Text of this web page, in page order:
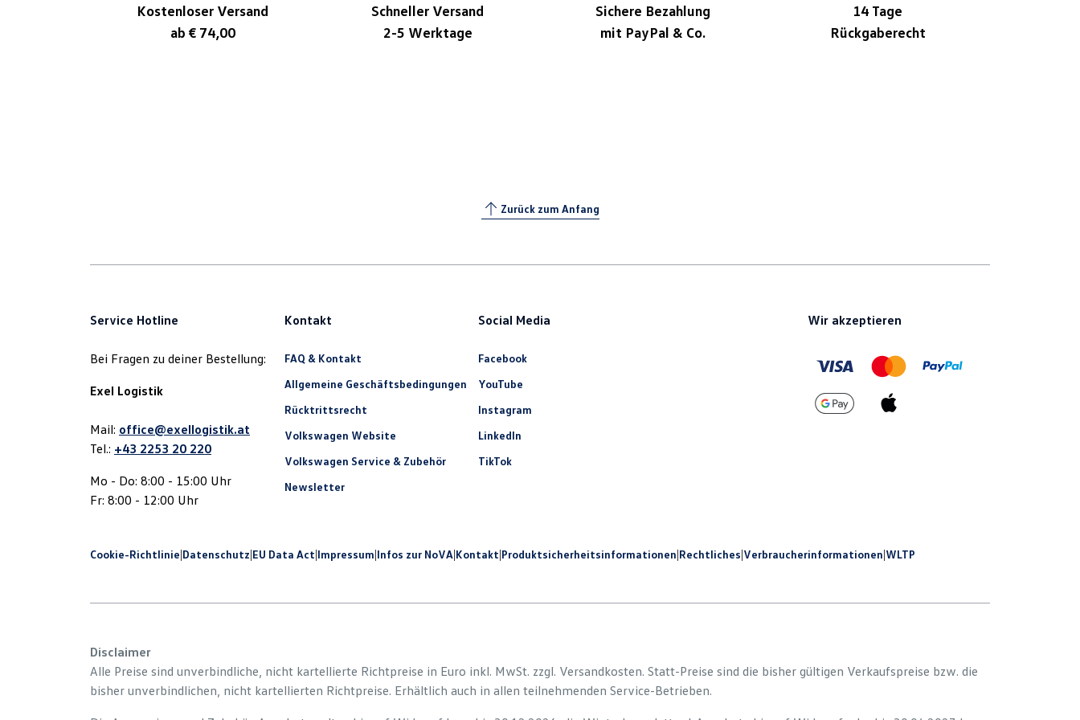
Kostenloser Versand
ab € 74,00
Schneller Versand
2-5 Werktage
Sichere Bezahlung
mit PayPal & Co.
14 Tage
Rückgaberecht
Zurück zum Anfang
Service Hotline
Bei Fragen zu deiner Bestellung:
Exel Logistik
Mail: office@exellogistik.at
Tel.: +43 2253 20 220
Mo - Do: 8:00 - 15:00 Uhr
Fr: 8:00 - 12:00 Uhr
Kontakt
FAQ & Kontakt
Allgemeine Geschäftsbedingungen
Rücktrittsrecht
Volkswagen Website
Volkswagen Service & Zubehör
Newsletter
Social Media
Facebook
YouTube
Instagram
LinkedIn
TikTok
Wir akzeptieren
Cookie-Richtlinie|Datenschutz|EU Data Act|Impressum|Infos zur NoVA|Kontakt|Produkt­sicherheits­informationen|Rechtliches|Verbraucherinformationen|WLTP
Disclaimer
Alle Preise sind unverbindliche, nicht kartellierte Richtpreise in Euro inkl. MwSt. zzgl. Versandkosten. Statt-Preise sind die bisher gültigen Verkaufspreise bzw. die
bisher unverbindlichen, nicht kartellierten Richtpreise. Erhältlich auch in allen teilnehmenden Service-Betrieben.